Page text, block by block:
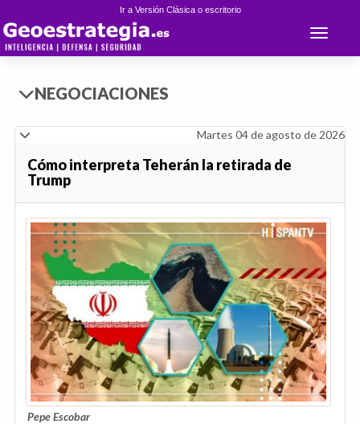
Ir a Versión Clásica o escritorio
Toggle
NEGOCIACIONES
Martes 04 de agosto de 2026
Cómo interpreta Teherán la retirada de
Trump
Pepe Escobar